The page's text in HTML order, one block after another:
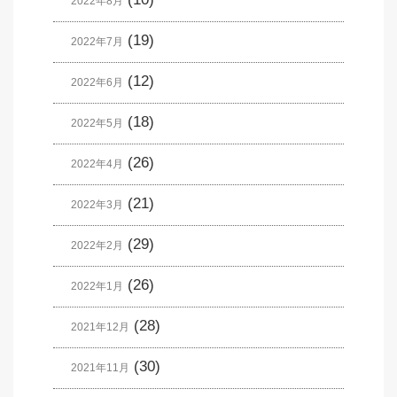
2022年7月 (19)
2022年6月 (12)
2022年5月 (18)
2022年4月 (26)
2022年3月 (21)
2022年2月 (29)
2022年1月 (26)
2021年12月 (28)
2021年11月 (30)